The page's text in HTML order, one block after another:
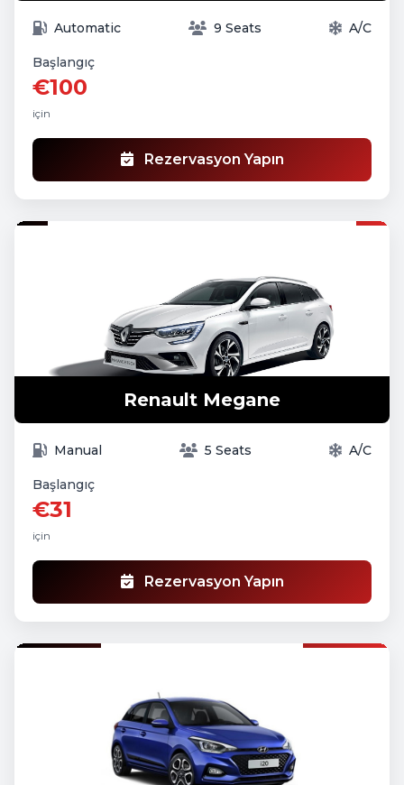
Automatic 9 Seats A/C
Başlangıç
€100
için
Rezervasyon Yapın
Renault Megane
Manual 5 Seats A/C
Başlangıç
€31
için
Rezervasyon Yapın